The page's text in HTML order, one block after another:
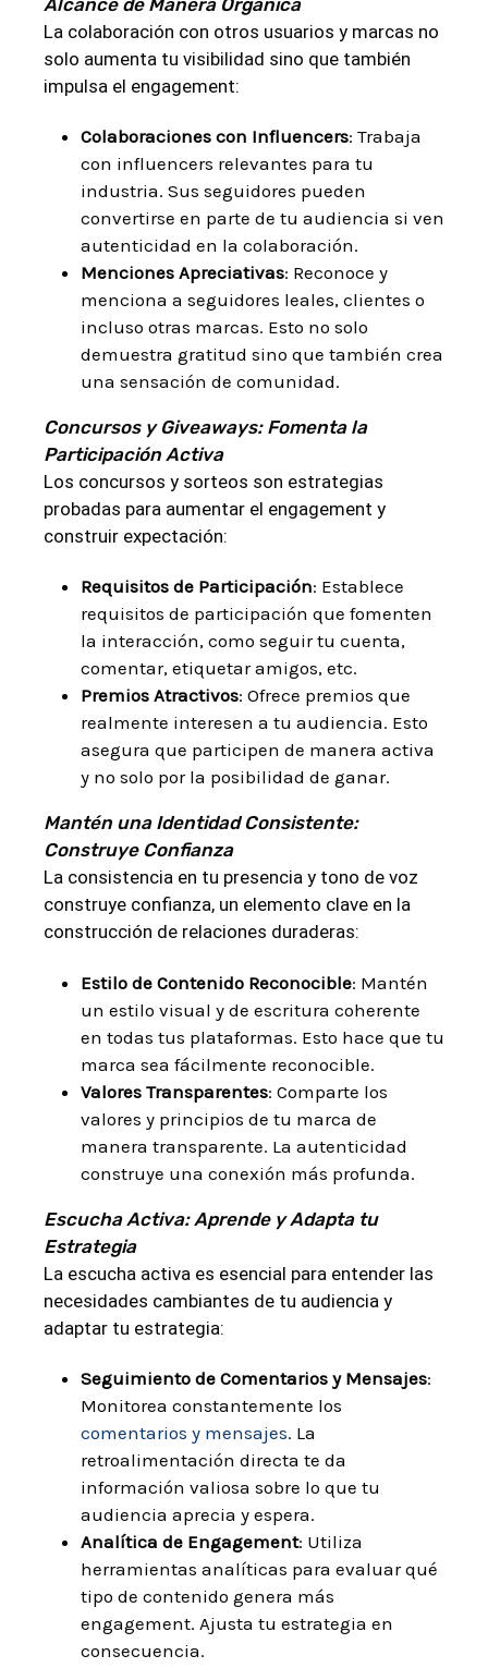
La colaboración con otros usuarios y marcas no
solo aumenta tu visibilidad sino que también
impulsa el engagement:
Colaboraciones con Influencers: Trabaja
con influencers relevantes para tu
industria. Sus seguidores pueden
convertirse en parte de tu audiencia si ven
autenticidad en la colaboración.
Menciones Apreciativas: Reconoce y
menciona a seguidores leales, clientes o
incluso otras marcas. Esto no solo
demuestra gratitud sino que también crea
una sensación de comunidad.
Concursos y Giveaways: Fomenta la
Participación Activa
Los concursos y sorteos son estrategias
probadas para aumentar el engagement y
construir expectación:
Requisitos de Participación: Establece
requisitos de participación que fomenten
la interacción, como seguir tu cuenta,
comentar, etiquetar amigos, etc.
Premios Atractivos: Ofrece premios que
realmente interesen a tu audiencia. Esto
asegura que participen de manera activa
y no solo por la posibilidad de ganar.
Mantén una Identidad Consistente:
Construye Confianza
La consistencia en tu presencia y tono de voz
construye confianza, un elemento clave en la
construcción de relaciones duraderas:
Estilo de Contenido Reconocible: Mantén
un estilo visual y de escritura coherente
en todas tus plataformas. Esto hace que tu
marca sea fácilmente reconocible.
Valores Transparentes: Comparte los
valores y principios de tu marca de
manera transparente. La autenticidad
construye una conexión más profunda.
Escucha Activa: Aprende y Adapta tu
Estrategia
La escucha activa es esencial para entender las
necesidades cambiantes de tu audiencia y
adaptar tu estrategia:
Seguimiento de Comentarios y Mensajes:
Monitorea constantemente los
comentarios y mensajes. La
retroalimentación directa te da
información valiosa sobre lo que tu
audiencia aprecia y espera.
Analítica de Engagement: Utiliza
herramientas analíticas para evaluar qué
tipo de contenido genera más
engagement. Ajusta tu estrategia en
consecuencia.